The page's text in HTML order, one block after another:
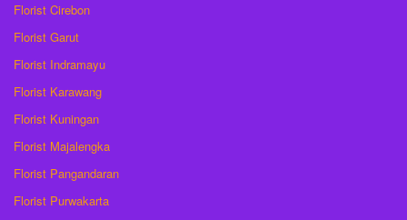
Florist Cirebon
Florist Garut
Florist Indramayu
Florist Karawang
Florist Kuningan
Florist Majalengka
Florist Pangandaran
Florist Purwakarta